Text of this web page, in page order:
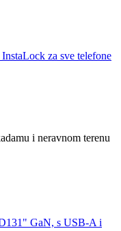
za sve telefone
i neravnom terenu
GaN, s USB-A i